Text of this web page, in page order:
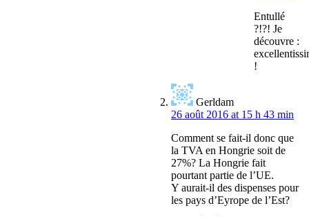
Entullé
?!?! Je
découvre :
!
Gerldam
26 août 2016 at 15 h 43 min
Comment se fait-il donc que
la TVA en Hongrie soit de
27%? La Hongrie fait
pourtant partie de l’UE.
Y aurait-il des dispenses pour
les pays d’Eyrope de l’Est?